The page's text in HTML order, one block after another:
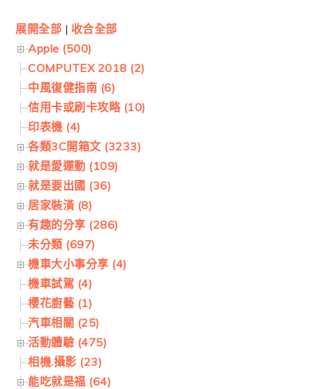
展開全部 | 收合全部
Apple (500)
COMPUTEX 2018 (2)
中風復健指南 (6)
信用卡或刷卡攻略 (10)
印表機 (4)
各類3C開箱文 (3233)
就是愛運動 (109)
就是要出國 (36)
居家裝潢 (8)
有趣的分享 (286)
未分類 (697)
機車大小事分享 (4)
機車試駕 (4)
櫻花廚藝 (1)
汽車相關 (25)
活動體驗 (475)
相機.攝影 (23)
能吃就是福 (64)